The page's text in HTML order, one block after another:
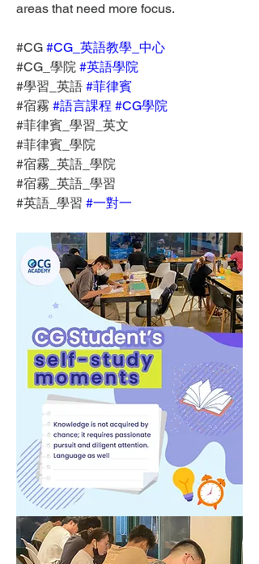
areas that need more focus.
#CG #CG_英語教學_中心
#CG_學院 #英語學院
#學習_英語 #菲律賓
#宿霧 #語言課程 #CG學院
#菲律賓_學習_英文
#菲律賓_學院
#宿霧_英語_學院
#宿霧_英語_學習
#英語_學習 #一對一